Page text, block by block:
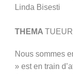
Linda Bisesti
THEMA
Nous sommes
» est en train